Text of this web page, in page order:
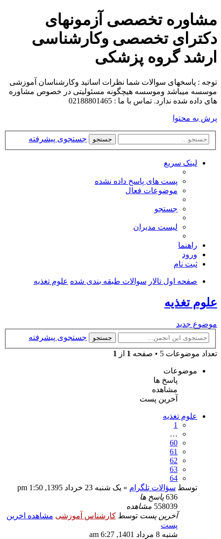
مشاوره تخصصی آزمونهای
دکترای تخصصی وکارشناسی
ارشد گروه پزشکی
توجه : پاسخهای سوالات شما نظرات اساتید وکارشناسان آموزشی
موسسه میباشد وموسسه هیچگونه مسئولیتی در خصوص مشاوره
های داده شده ندارد. تماس با ما : 02188801465
پرش به محتوا
جستجو جستجوی پیشرفته
لینک سریع
پست های پاسخ داده نشده
موضوعات فعال
جستجو
لیست مدیران
راهنما
ورود
ثبت نام
صفحه اول تالار سوالات طبقه بندی شده علوم تغذیه
علوم تغذیه
موضوع جدید
جستجو
جستجوی پیشرفته
تعداد موضوعات 5 • صفحه
1 از 1
موضوعات
پاسخ ها
مشاهده
آخرین پست
علوم تغذیه
1
…
60
61
62
63
64
توسط سؤالات تلگرام » یک شنبه 23 خرداد 1395, 1:50 pm
636 پاسخ ها
558039 مشاهده
آخرین پست توسط کارشناس آموزشی مشاهده اخرین
پست
شنبه 8 مرداد 1401, 6:27 am